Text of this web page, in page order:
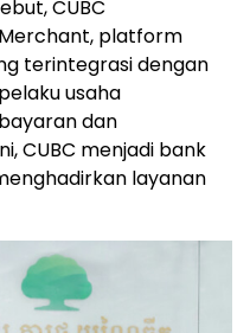
CUBC
platform
terintegrasi dengan
usaha
dan
CUBC menjadi bank
layanan